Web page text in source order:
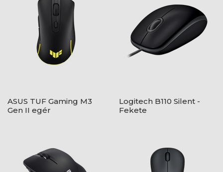
ASUS TUF Gaming M3
Gen II egér
Logitech B110 Silent -
Fekete